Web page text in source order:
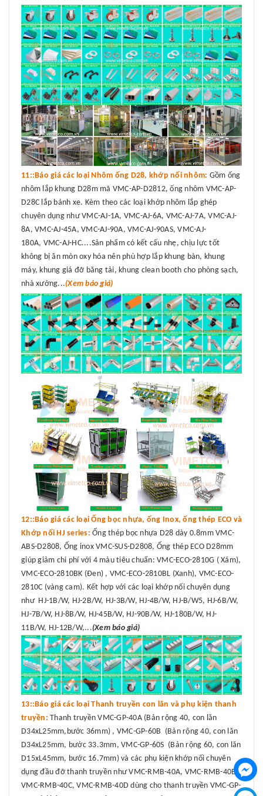
11::Báo giá các loại Nhôm ống D28, khớp nối nhôm: Gồm ống
nhôm lắp khung D28m mã VMC-AP-D2812, ống nhôm VMC-AP-
D28C lắp bánh xe. Kèm theo các loại khớp nhôm lắp ghép
chuyên dụng như VMC-AJ-1A, VMC-AJ-6A, VMC-AJ-7A, VMC-AJ-
8A, VMC-AJ-45A, VMC-AJ-90A, VMC-AJ-90AS, VMC-AJ-
180A, VMC-AJ-HC....Sản phẩm có kết cấu nhẹ, chịu lực tốt
không bị ăn mòn oxy hóa nên phù hợp lắp khung bàn, khung
máy, khung giá đỡ băng tải, khung clean booth cho phòng sạch,
nhà xưởng...(Xem báo giá)
12::Báo giá các loại Ống bọc nhựa, ống Inox, ống thép ECO và
Khớp nối HJ series: Ống thép bọc nhựa D28 dày 0.8mm VMC-
ABS-D2808, Ống inox VMC-SUS-D2808, Ống thép ECO D28mm
giúp giảm chi phí với 4 màu tiêu chuẩn: VMC-ECO-2810G ( Xám),
VMC-ECO-2810BK (Đen) , VMC-ECO-2810BL (Xanh), VMC-ECO-
2810C (vàng cam). Kết hợp với các loại khớp nối chuyên dụng
như HJ-1B/W, HJ-2B/W, HJ-3B/W, HJ-4B/W, HJ-B/W5, HJ-6B/W,
HJ-7B/W, HJ-8B/W, HJ-45B/W, HJ-90B/W, HJ-180B/W, HJ-
11B/W, HJ-12B/W,...(Xem báo giá)
13::Báo giá các loại Thanh truyền con lăn và phụ kiện thanh
truyền: Thanh truyền VMC-GP-40A (Bản rộng 40, con lăn
D34xL25mm,bước 36mm) , VMC-GP-60B (Bản rộng 40, con lăn
D34xL25mm, bước 33.3mm, VMC-GP-60S (Bản rộng 60, con lăn
D15xL45mm, bước 16.7mm) và các phụ kiện khớp nối chuyên
dụng đầu đỡ thanh truyền như VMC-RMB-40A, VMC-RMB-40B,
VMC-RMB-40C, VMC-RMB-40D dùng cho thanh truyền VMC-GP-